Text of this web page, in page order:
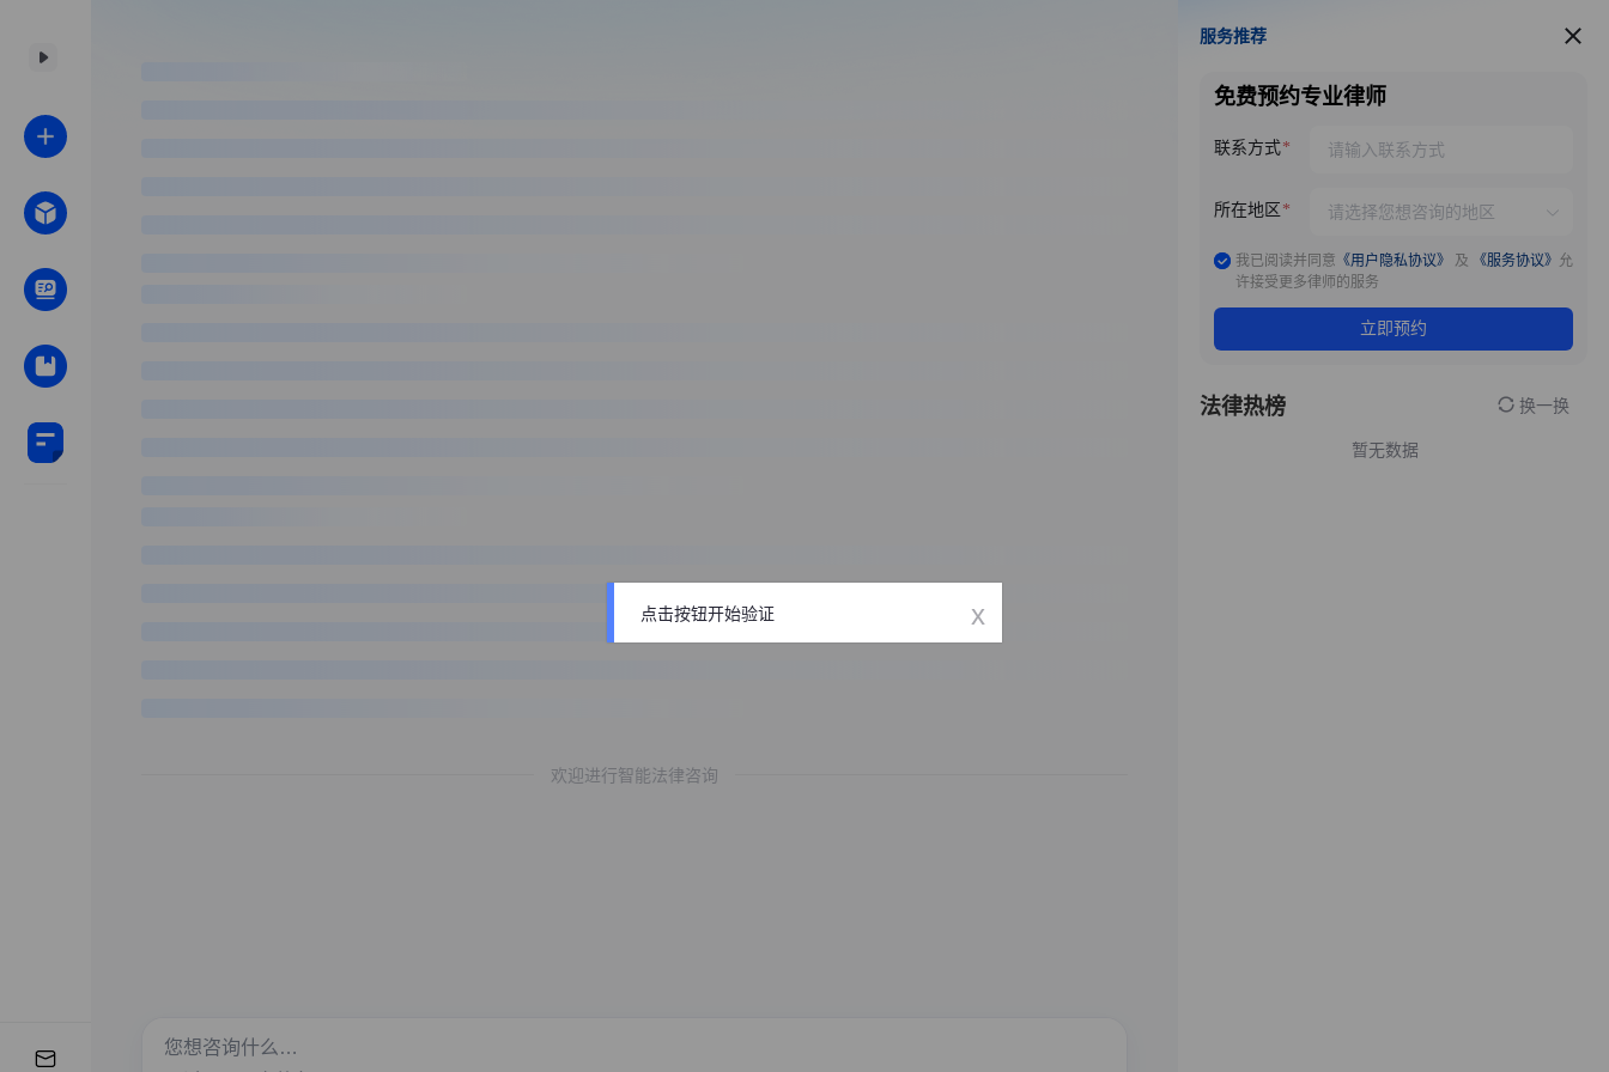
欢迎进行智能法律咨询
服务推荐
服务推荐
免费预约专业律师
联系方式
所在地区
我已阅读并同意 《用户隐私协议》 及 《服务协议》 允
许接受更多律师的服务
立即预约
法律热榜 换一换
暂无数据
点击按钮开始验证 x